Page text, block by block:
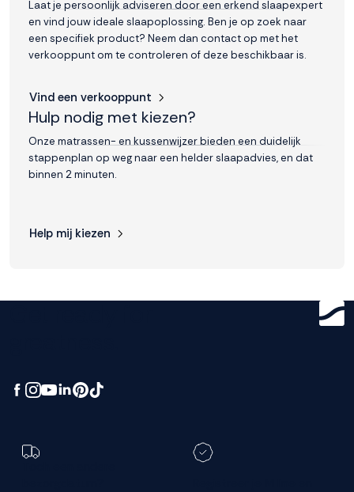
Laat je persoonlijk adviseren door een erkend slaapexpert
en vind jouw ideale slaapoplossing. Ben je op zoek naar
een specifiek product? Neem dan contact op met het
verkooppunt om te controleren of deze beschikbaar is.
Vind een verkooppunt
Hulp nodig met kiezen?
Onze matrassen- en kussenwijzer bieden een duidelijk
stappenplan op weg naar een helder slaapadvies, en dat
binnen 2 minuten.
Help mij kiezen